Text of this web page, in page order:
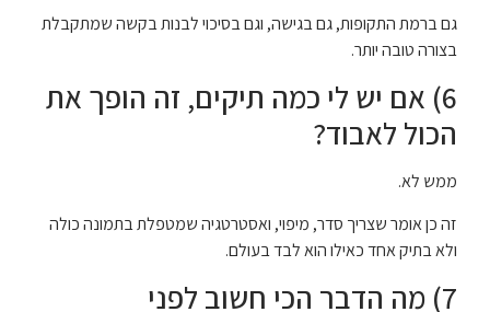
גם ברמת התקופות, גם בגישה, וגם בסיכוי לבנות בקשה שמתקבלת
בצורה טובה יותר.
6) אם יש לי כמה תיקים, זה הופך את
הכול לאבוד?
ממש לא.
זה כן אומר שצריך סדר, מיפוי, ואסטרטגיה שמטפלת בתמונה כולה
ולא בתיק אחד כאילו הוא לבד בעולם.
7) מה הדבר הכי חשוב לפני